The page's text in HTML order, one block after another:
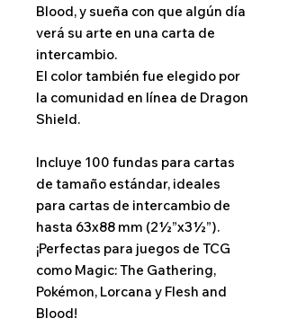
Blood, y sueña con que algún día
verá su arte en una carta de
intercambio.
El color también fue elegido por
la comunidad en línea de Dragon
Shield.
Incluye 100 fundas para cartas
de tamaño estándar, ideales
para cartas de intercambio de
hasta 63x88 mm (2½”x3½”).
¡Perfectas para juegos de TCG
como Magic: The Gathering,
Pokémon, Lorcana y Flesh and
Blood!